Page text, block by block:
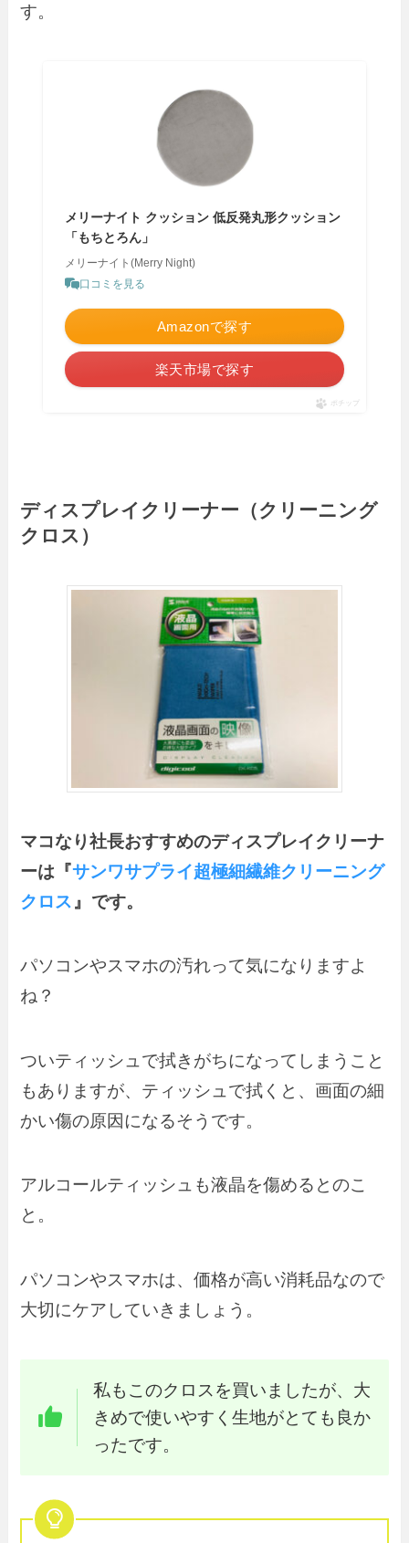
す。
メリーナイト クッション 低反発丸形クッション
「もちとろん」
メリーナイト(Merry Night)
口コミを見る
Amazonで探す
楽天市場で探す
ポチップ
ディスプレイクリーナー（クリーニング
クロス）
マコなり社長おすすめのディスプレイクリーナ
ーは『サンワサプライ超極細繊維クリーニング
クロス 』 です。
パソコンやスマホの汚れって気になりますよ
ね？
ついティッシュで拭きがちになってしまうこと
もありますが、ティッシュで拭くと、画面の細
かい傷の原因になるそうです。
アルコールティッシュも液晶を傷めるとのこ
と。
パソコンやスマホは、価格が高い消耗品なので
大切にケアしていきましょう。
私もこのクロスを買いましたが、大
きめで使いやすく生地がとても良か
ったです。